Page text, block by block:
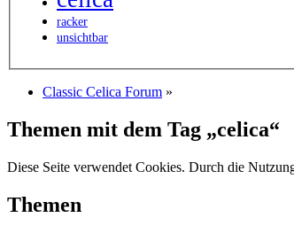
racker
unsichtbar
Classic Celica Forum »
Themen mit dem Tag „celica“
Diese Seite verwendet Cookies. Durch die
Themen